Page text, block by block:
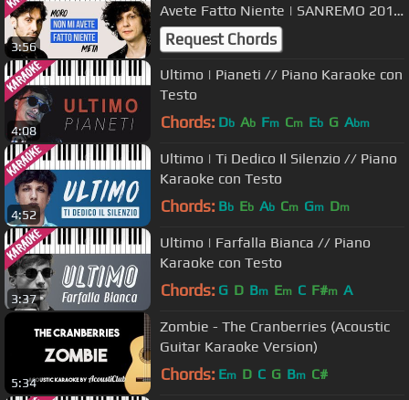
3:56
Avete Fatto Niente | SANREMO 2018
// Piano Karaoke con Testo
Request Chords
4:08
Ultimo | Pianeti // Piano Karaoke con
Testo
Chords: Db Ab Fm Cm Eb G Abm
4:52
Ultimo | Ti Dedico Il Silenzio // Piano
Karaoke con Testo
Chords: Bb Eb Ab Cm Gm Dm
3:37
Ultimo | Farfalla Bianca // Piano
Karaoke con Testo
Chords: G D Bm Em C F#m A
5:34
Zombie - The Cranberries (Acoustic
Guitar Karaoke Version)
Chords: Em D C G Bm C#